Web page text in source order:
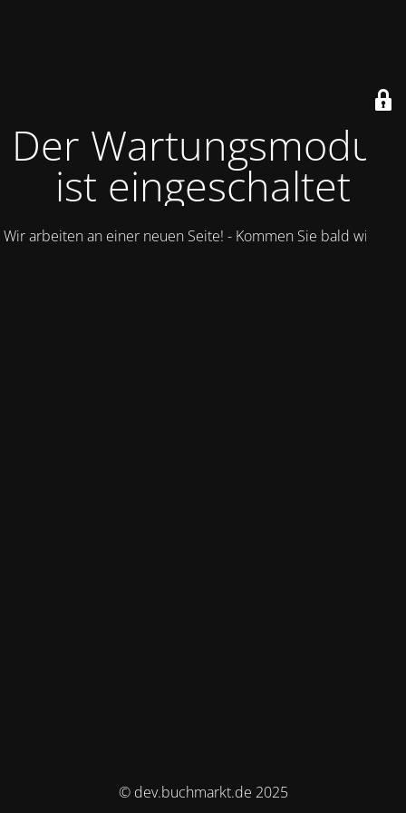
Der Wartungsmodus
ist eingeschaltet
Wir arbeiten an einer neuen Seite! - Kommen Sie bald wieder.
© dev.buchmarkt.de 2025